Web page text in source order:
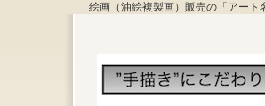
絵画（油絵複製画）販売の「アー